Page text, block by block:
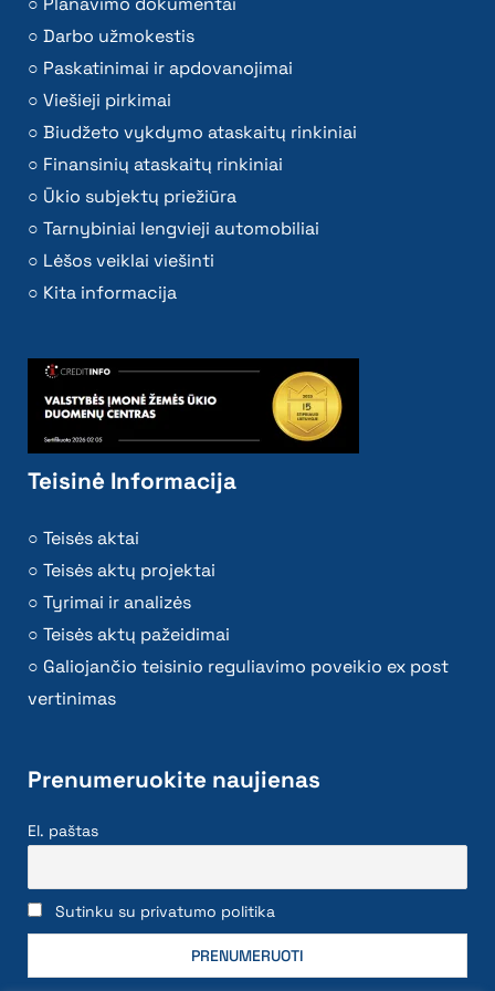
Darbo užmokestis
Paskatinimai ir apdovanojimai
Viešieji pirkimai
Biudžeto vykdymo ataskaitų rinkiniai
Finansinių ataskaitų rinkiniai
Ūkio subjektų priežiūra
Tarnybiniai lengvieji automobiliai
Lėšos veiklai viešinti
Kita informacija
Teisinė Informacija
Teisės aktai
Teisės aktų projektai
Tyrimai ir analizės
Teisės aktų pažeidimai
Galiojančio teisinio reguliavimo poveikio ex post
vertinimas
Prenumeruokite naujienas
El. paštas
Sutinku su privatumo politika